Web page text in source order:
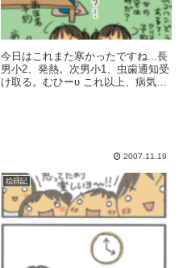
今日はこれまた寒かったですね...長
男小2、発熱。次男小1、虫歯通知受
け取る。むひーυ これ以上、病気と
2007.11.19
絵日記